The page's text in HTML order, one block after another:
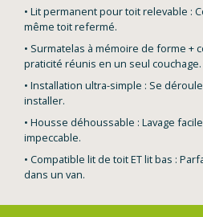
• Lit permanent pour toit relevable :
même toit refermé.
• Surmatelas à mémoire de forme +
praticité réunis en un seul couchage.
• Installation ultra-simple : Se
installer.
• Housse déhoussable : Lavage
impeccable.
• Compatible lit de toit ET lit bas :
dans un van.